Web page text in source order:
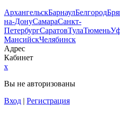
АрхангельскБарнаулБелгород
на-ДонуСамараСанкт-
ПетербургСаратовТулаТюмень
МансийскЧелябинск
Адрес
Кабинет
x
Вы не авторизованы
Вход | Регистрация